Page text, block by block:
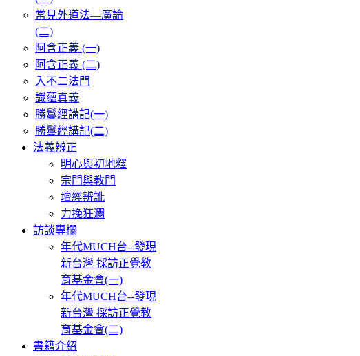
常見外道法—廣論
(二)
阿含正義 (一)
阿含正義 (二)
入不二法門
識蘊真義
勝鬘經講記(一)
勝鬘經講記(二)
法義辨正
明心與初地釋
宗門與教門
壇經辨訛
力挽狂瀾
訪談專欄
年代MUCH台--發現
新台灣 採訪正覺教
育基金會(一)
年代MUCH台--發現
新台灣 採訪正覺教
育基金會(二)
書籍介紹